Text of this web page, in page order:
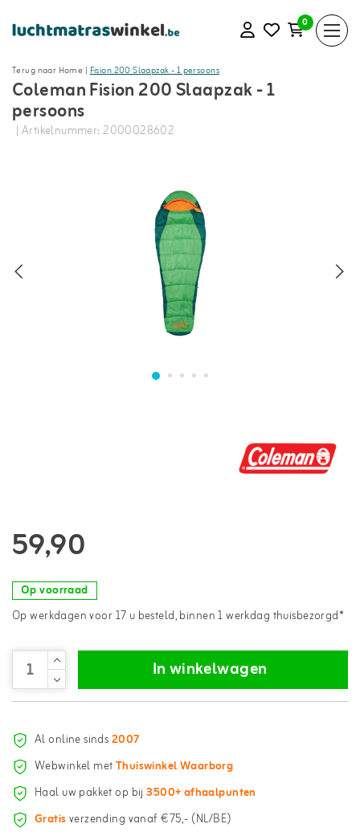
0
Terug naar Home |Fision 200 Slaapzak - 1 persoons
Coleman Fision 200 Slaapzak - 1
persoons
| Artikelnummer: 2000028602
59,90
Op voorraad
Op werkdagen voor 17 u besteld, binnen 1 werkdag thuisbezorgd*
In winkelwagen
Al online sinds2007
Webwinkel metThuiswinkel Waarborg
Haal uw pakket op bij3500+ afhaalpunten
Gratisverzending vanaf €75,- (NL/BE)